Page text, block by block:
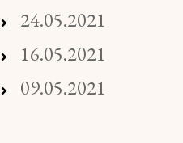
24.05.2021
16.05.2021
09.05.2021